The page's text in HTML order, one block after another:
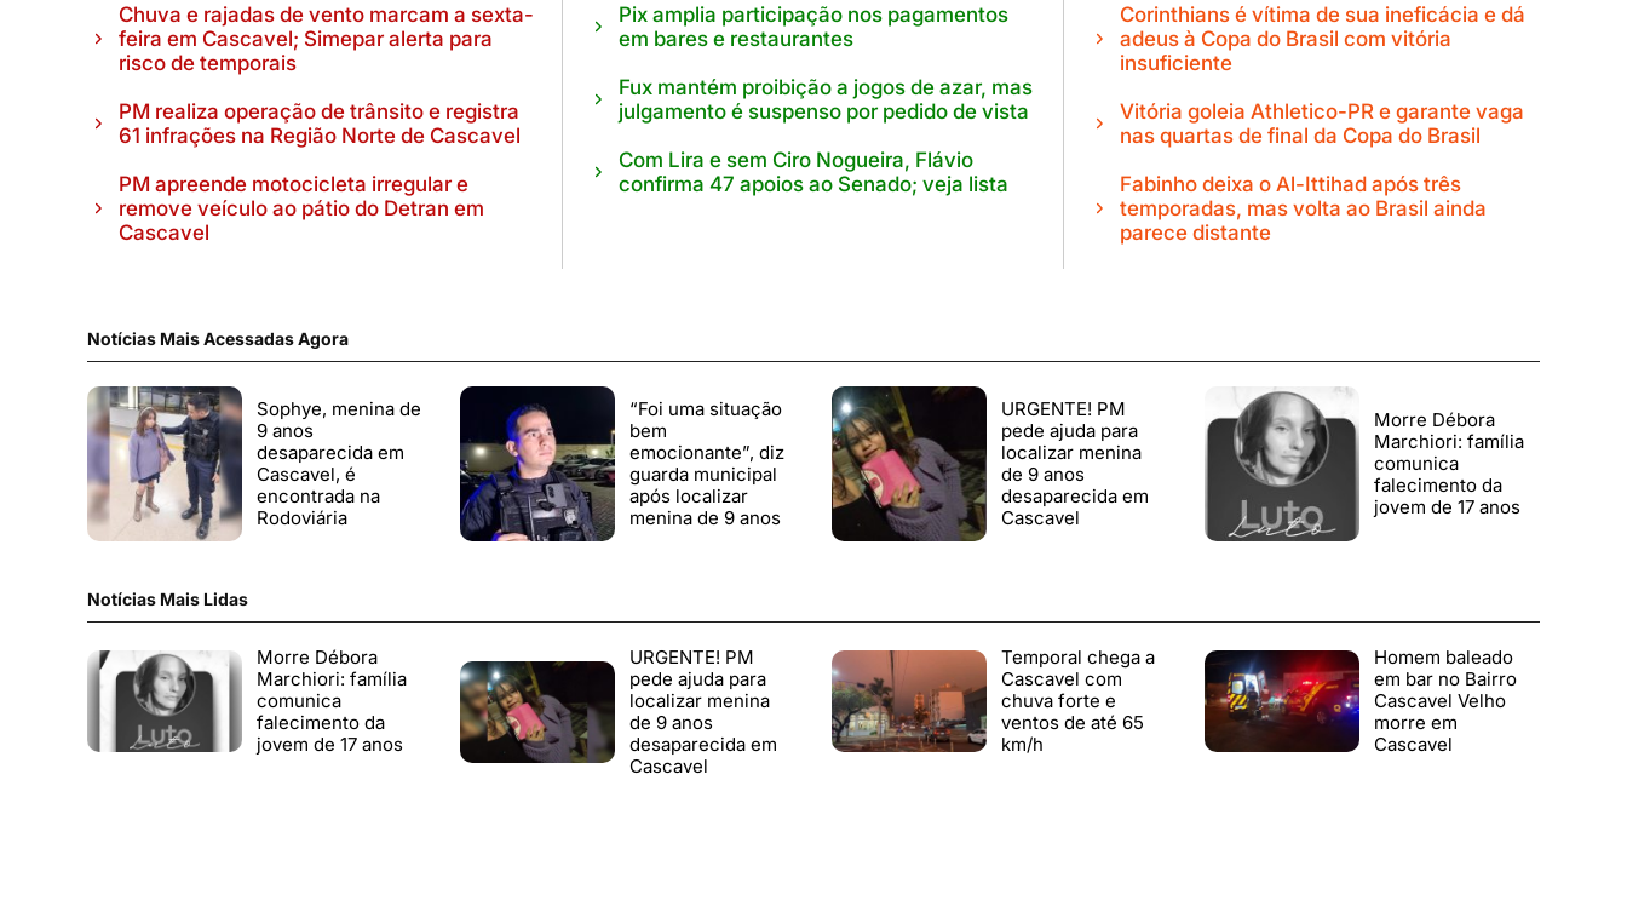
Chuva e rajadas de vento marcam a sexta-
feira em Cascavel; Simepar alerta para
risco de temporais
PM realiza operação de trânsito e registra
61 infrações na Região Norte de Cascavel
PM apreende motocicleta irregular e
remove veículo ao pátio do Detran em
Cascavel
Pix amplia participação nos pagamentos
em bares e restaurantes
Fux mantém proibição a jogos de azar, mas
julgamento é suspenso por pedido de vista
Com Lira e sem Ciro Nogueira, Flávio
confirma 47 apoios ao Senado; veja lista
Corinthians é vítima de sua ineficácia e dá
adeus à Copa do Brasil com vitória
insuficiente
Vitória goleia Athletico-PR e garante vaga
nas quartas de final da Copa do Brasil
Fabinho deixa o Al-Ittihad após três
temporadas, mas volta ao Brasil ainda
parece distante
Notícias Mais Acessadas Agora
Sophye, menina de
9 anos
desaparecida em
Cascavel, é
encontrada na
Rodoviária
“Foi uma situação
bem
emocionante”, diz
guarda municipal
após localizar
menina de 9 anos
URGENTE! PM
pede ajuda para
localizar menina
de 9 anos
desaparecida em
Cascavel
Morre Débora
Marchiori: família
comunica
falecimento da
jovem de 17 anos
Notícias Mais Lidas
Morre Débora
Marchiori: família
comunica
falecimento da
jovem de 17 anos
URGENTE! PM
pede ajuda para
localizar menina
de 9 anos
desaparecida em
Cascavel
Temporal chega a
Cascavel com
chuva forte e
ventos de até 65
km/h
Homem baleado
em bar no Bairro
Cascavel Velho
morre em
Cascavel